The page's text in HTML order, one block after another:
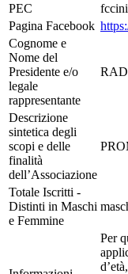
PEC
Pagina Facebook
Cognome e
Nome del
Presidente e/o
legale
rappresentante
Descrizione
sintetica degli
scopi e delle
finalità
dell’Associazione
Totale Iscritti -
Distinti in Maschi
e Femmine
Per